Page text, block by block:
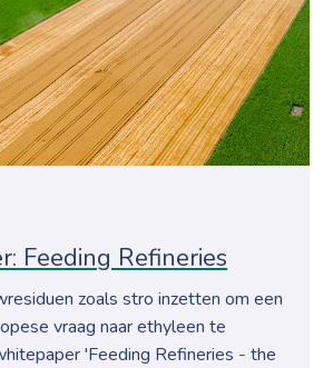
Feeding Refineries
zoals stro inzetten om een
vraag naar ethyleen te
'Feeding Refineries - the